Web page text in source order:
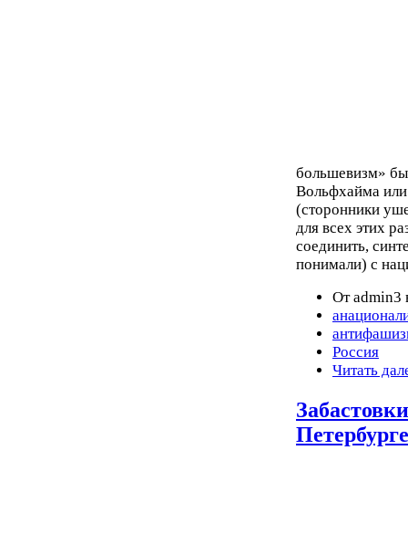
большевизм»
Вольфхайма
(сторонники
для всех этих
соединить,
понимали) с
От admin3
Россия
Читать
Петербурге